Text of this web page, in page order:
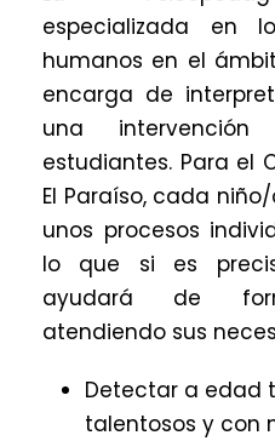
especializada en
humanos en el
encarga de
una
estudiantes. Para el
El Paraíso, cada
unos procesos
lo que si es
ayudará de
atendiendo sus
Detectar a edad
talentosos y con